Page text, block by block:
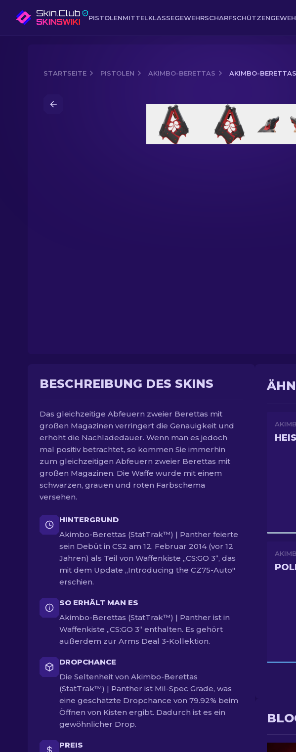
PISTOLENMITTELKLASSEGEWEHR
STARTSEITE PISTOLEN AKIMBO-BERETTAS AKIMBO-
Akimbo-Berettas (StatTrak™) | Panther
BESCHREIBUNG DES SKINS
Das gleichzeitige Abfeuern zweier Berettas mit
großen Magazinen verringert die Genauigkeit und
erhöht die Nachladedauer. Wenn man es jedoch
mal positiv betrachtet, so kommen Sie immerhin
zum gleichzeitigen Abfeuern zweier Berettas mit
großen Magazinen. Die Waffe wurde mit einem
schwarzen, grauen und roten Farbschema
versehen.
HINTERGRUND
Akimbo-Berettas (StatTrak™) | Panther feierte
sein Debüt in CS2 am 12. Februar 2014 (vor 12
Jahren) als Teil von Waffenkiste „CS:GO 3“, das
mit dem Update „Introducing the CZ75-Auto"
erschien.
SO ERHÄLT MAN ES
Akimbo-Berettas (StatTrak™) | Panther ist in
Waffenkiste „CS:GO 3“ enthalten. Es gehört
außerdem zur Arms Deal 3-Kollektion.
DROPCHANCE
Die Seltenheit von Akimbo-Berettas
(StatTrak™) | Panther ist Mil-Spec Grade, was
eine geschätzte Dropchance von 79.92% beim
Öffnen von Kisten ergibt. Dadurch ist es ein
gewöhnlicher Drop.
PREIS